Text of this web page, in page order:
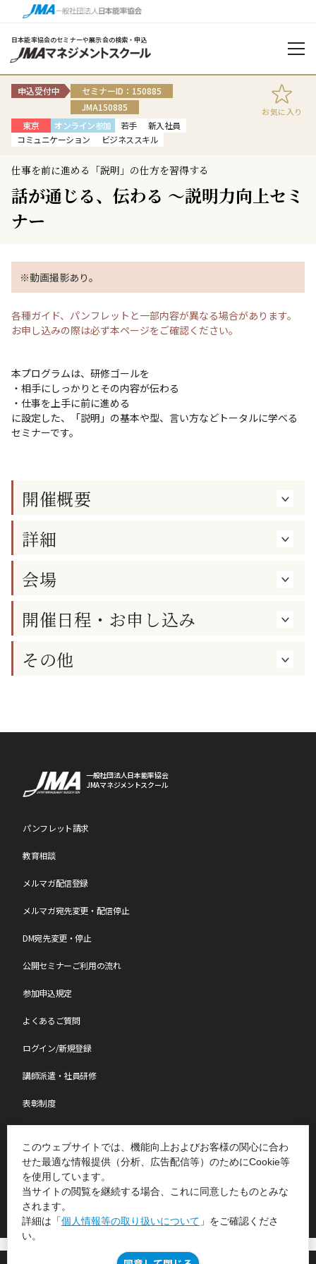
このウェブサイトでは、機能向上およびお客様の関心に合わ
せた最適な情報提供（分析、広告配信等）のためにCookie等
を使用しています。
当サイトの閲覧を継続する場合、これに同意したものとみな
されます。
詳細は「個人情報等の取り扱いについて 」をご確認くださ
い。
日本能率協会のセミナーや展示会の検索・申込
申込受付中
セミナーID：150885
JMA150885
東京
オンライン参加 若手
新入社員
コミュニケーション
ビジネススキル
お気に入り
仕事を前に進める「説明」の仕方を習得する
話が通じる、伝わる ～説明力向上セミ
ナー
※動画撮影あり。
各種ガイド、パンフレットと一部内容が異なる場合があります。
お申し込みの際は必ず本ページをご確認ください。
本プログラムは、研修ゴールを
・相手にしっかりとその内容が伝わる
・仕事を上手に前に進める
に設定した、「説明」の基本や型、言い方などトータルに学べる
セミナーです。
開催概要
詳細
会場
開催日程・お申し込み
その他
一般社団法人日本能率協会
JMAマネジメントスクール
パンフレット請求
教育相談
メルマガ配信登録
メルマガ宛先変更・配信停止
DM宛先変更・停止
公開セミナーご利用の流れ
参加申込規定
よくあるご質問
ログイン/新規登録
講師派遣・社員研修
表彰制度
Copyright(C)2007-2026 Japan Management Association All Rights Reserved.
個人情報等の取り扱いについて JMAグループ環境方針